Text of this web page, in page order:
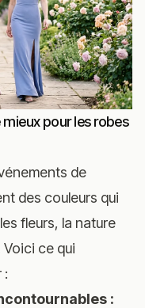
pour les robes
de
des couleurs qui
fleurs, la nature
ce qui
:
: